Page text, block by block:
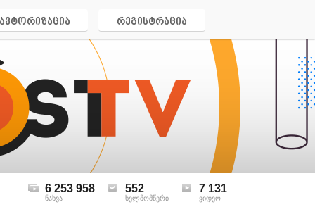
ავტორიზაცია რეგისტრაცია
6 253 958
ნახვა
552
ხელმომწერი
7 131
ვიდეო